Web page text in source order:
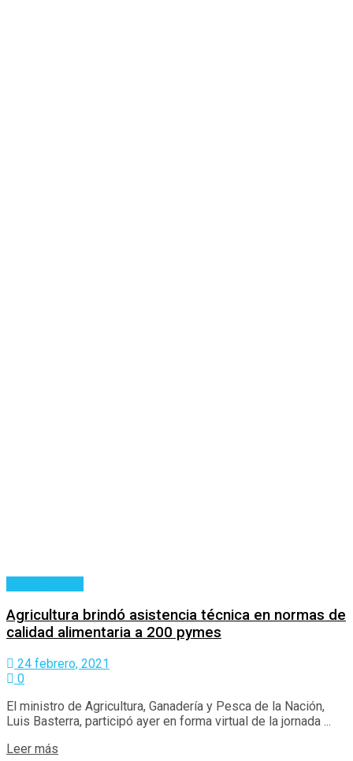
Agricultura brindó asistencia técnica en normas de
calidad alimentaria a 200 pymes
24 febrero, 2021
0
El ministro de Agricultura, Ganadería y Pesca de la Nación,
Luis Basterra, participó ayer en forma virtual de la jornada ...
Leer más